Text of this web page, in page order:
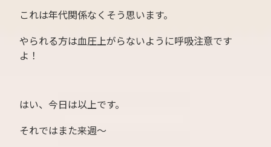
これは年代関係なくそう思います。
やられる方は血圧上がらないように呼吸注意です
よ！
はい、今日は以上です。
それではまた来週〜